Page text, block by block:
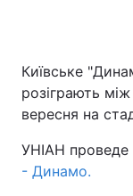
Головна
Україна
Економіка
Київське
розіграють
вересня на
УНІАН проведе
- Динамо.